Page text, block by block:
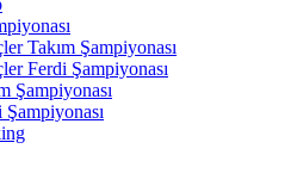
Takım Şampiyonası
Ferdi Şampiyonası
Şampiyonası
Şampiyonası